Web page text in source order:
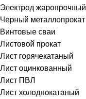
Электрод жаропрочный
Черный металлопрокат
Винтовые сваи
Листовой прокат
Лист горячекатаный
Лист оцинкованный
Лист ПВЛ
Лист холоднокатаный